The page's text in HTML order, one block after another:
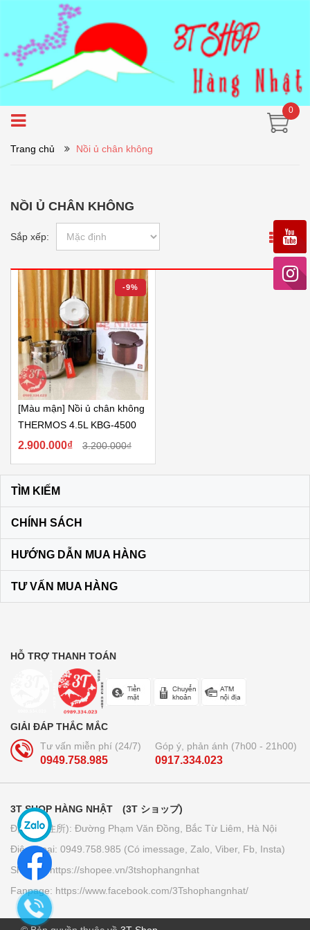
0
Trang chủ Nồi ủ chân không
NỒI Ủ CHÂN KHÔNG
Sắp xếp:
-9%
[Màu mận] Nồi ủ chân không
THERMOS 4.5L KBG-4500
2.900.000₫ 3.200.000₫
TÌM KIẾM
CHÍNH SÁCH
HƯỚNG DẪN MUA HÀNG
TƯ VẤN MUA HÀNG
HỖ TRỢ THANH TOÁN
GIẢI ĐÁP THẮC MẮC
Tư vấn miễn phí (24/7)
0949.758.985
Góp ý, phản ánh (7h00 - 21h00)
0917.334.023
3T SHOP HÀNG NHẬT (3T ショップ)
Địa chỉ (住所): Đường Phạm Văn Đồng, Bắc Từ Liêm, Hà Nội
Điện thoại: 0949.758.985 (Có imessage, Zalo, Viber, Fb, Insta)
Shopee: https://shopee.vn/3tshophangnhat
Fanpage: https://www.facebook.com/3Tshophangnhat/